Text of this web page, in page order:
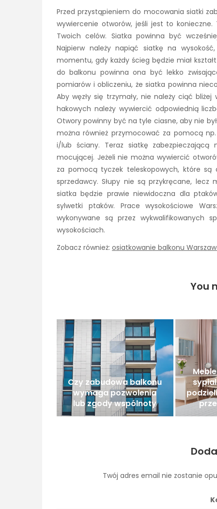
Przed przystąpieniem do mocowania siatki
wywiercenie otworów, jeśli jest to
Twoich celów. Siatka powinna być
Najpierw należy napiąć siatkę na
momentu, gdy każdy ścieg będzie miał
do balkonu powinna ona być lekko
pomiarów i obliczeniu, że siatka powinna
Aby węzły się trzymały, nie należy ciąć
hakowych należy wywiercić odpowiednią
Otwory powinny być na tyle ciasne, aby nie
można również przymocować za pomocą
i/lub ściany. Teraz siatkę
mocującej. Jeżeli nie można wywiercić
za pomocą tyczek teleskopowych, które są
sprzedawcy. Słupy nie są przykręcane,
siatka będzie prawie niewidoczna dla
sylwetki ptaków. Prace wysokościowe
wykonywane są przez wykwalifikowanych
wysokościach.
Zobacz również: osiatkowanie balkonu
You
Czy zabudowa balkonu
wymaga pozwolenia
lub zgody wspólnoty
Twój adres email nie zostanie